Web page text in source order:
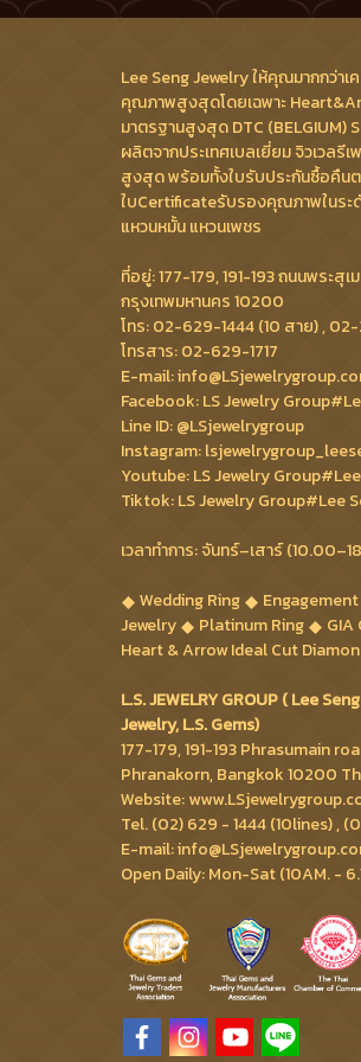
Lee Seng Jewelry ให้คุณมากกว่า
คุณภาพสูงสุดโดยเฉพาะ
มาตรฐานสูงสุด DTC (BELGIUM)
ผลิตจากประเทศเบลเยี่ยม จิวเวลรี
สูงสุด พร้อมทั้งใบรับประกันซื้อคืน
ใบCertificateรับรองคุณภาพในระ
แหวนหมั้น แหวนเพชร
ที่อยู่: 177-179, 191-193 ถนนพระสุ
กรุงเทพมหานคร 10200
โทร: 02-629-1444 (10 สาย) ,
โทรสาร: 02-629-1717
E-mail:
Facebook: LS Jewelry
Line ID: @LSjewelrygroup
Instagram:
Youtube: LS Jewelry
Tiktok: LS Jewelry Group#Lee
เวลาทำการ: จันทร์–เสาร์
Wedding Ring
Jewelry
Platinum Ring
GIA
Heart & Arrow Ideal Cut
L.S. JEWELRY GROUP ( Lee
Jewelry, L.S. Gems)
177-179, 191-193 Phrasumain
Phranakorn, Bangkok 10200
Website:
Tel. (02) 629 - 1444 (10lines) ,
E-mail:
Open Daily: Mon-Sat (10AM. -